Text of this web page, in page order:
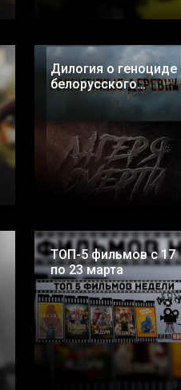
Дилогия о геноциде
белорусского
народа
ТОП-5 фильмов с 17
по 23 марта